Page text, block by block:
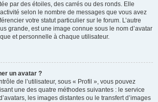
par des étoiles, des carrés ou des ronds. Elle
selon le nombre de messages que vous avez
votre statut particulier sur le forum. L’autre
grande, est une image connue sous le nom d’avatar
et personnelle à chaque utilisateur.
un avatar ?
de l’utilisateur, sous « Profil », vous pouvez
une des quatre méthodes suivantes : le service
les images distantes ou le transfert d’images